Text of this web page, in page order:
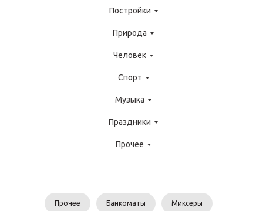
Постройки
Природа
Человек
Спорт
Музыка
Праздники
Прочее
Прочее Банкоматы Миксеры